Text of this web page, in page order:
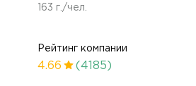
163 г./чел.
Рейтинг компании
4.66 (4185)